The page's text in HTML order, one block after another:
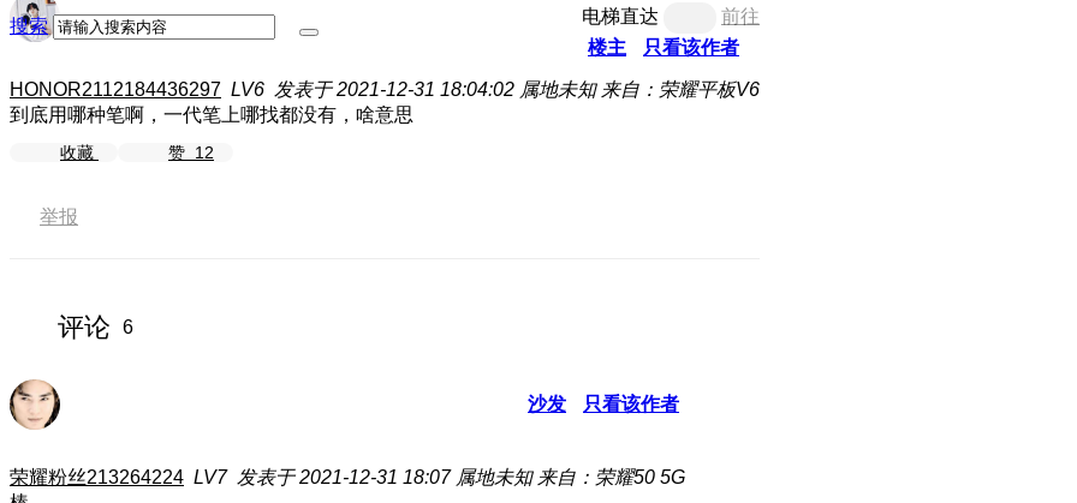
搜索 电梯直达
前往
楼主
只看该作者
HONOR2112184436297 LV6 发表于 2021-12-31 18:04:02 属地未知 来自：荣耀平板V6
到底用哪种笔啊，一代笔上哪找都没有，啥意思
收藏 赞 12
举报
评论 6
沙发 只看该作者
荣耀粉丝213264224 LV7 发表于 2021-12-31 18:07 属地未知 来自：荣耀50 5G